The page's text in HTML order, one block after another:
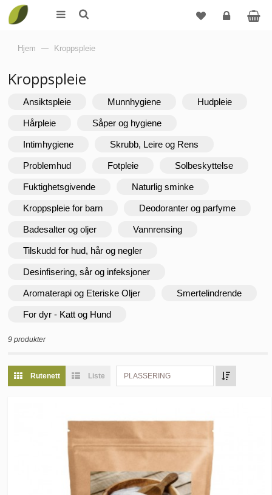
Hjem — Kroppspleie
Kroppspleie
Ansiktspleie Munnhygiene Hudpleie
Hårpleie Såper og hygiene
Intimhygiene Skrubb, Leire og Rens
Problemhud Fotpleie Solbeskyttelse
Fuktighetsgivende Naturlig sminke
Kroppspleie for barn Deodoranter og parfyme
Badesalter og oljer Vannrensing
Tilskudd for hud, hår og negler
Desinfisering, sår og infeksjoner
Aromaterapi og Eteriske Oljer Smertelindrende
For dyr - Katt og Hund
9 produkter
Rutenett Liste PLASSERING